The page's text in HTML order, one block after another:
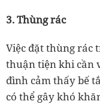
3. Thùng rác
Việc đặt thùng rác
thuận tiện khi cần
đình cảm thấy bế
có thể gây khó